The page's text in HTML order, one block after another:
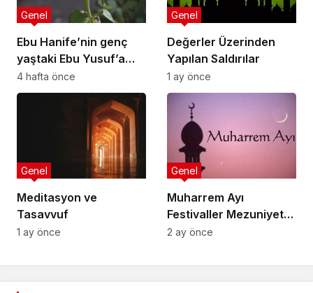
Ebu Hanife’nin genç
yaştaki Ebu Yusuf’a
nasihatlerinden
bazıları:
Genel
4 hafta önce
Değerler Üzerinden
Yapılan Saldırılar
Genel
1 ay önce
Meditasyon ve
Tasavvuf
Genel
1 ay önce
Muharrem Ayı
Festivaller Mezuniyet
Törenleri
Genel
2 ay önce